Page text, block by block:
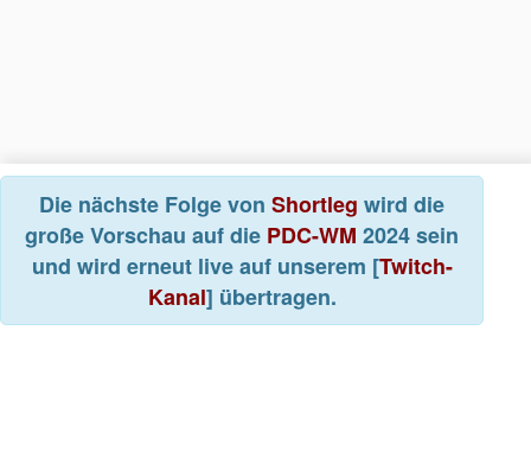
Die nächste Folge von Shortleg wird die
große Vorschau auf die PDC-WM 2024 sein
und wird erneut live auf unserem [Twitch-
Kanal] übertragen.